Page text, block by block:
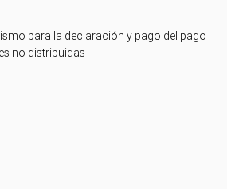
para la declaración y pago del pago
no distribuidas